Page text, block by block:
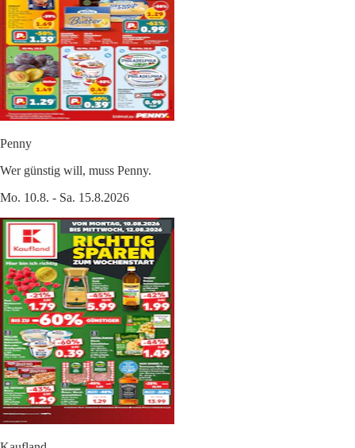
Penny
Wer günstig will, muss Penny.
Mo. 10.8. - Sa. 15.8.2026